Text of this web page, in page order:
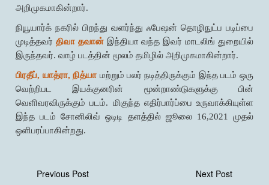
அறிமுகமாகின்றார்.
நியூயார்க் நகரில் பிறந்து வளர்ந்து ஃபேஷன் தொழிநுட்ப படிப்பை
முடித்தவர்திவா தவான்இந்தியா வந்த இவர் மாடலிங் துறையில்
இருந்தவர். வாழ் படத்தின் மூலம் தமிழில் அறிமுகமாகின்றார்.
பிரதீப், யாத்ரா, நித்யா மற்றும் பலர் நடித்திருக்கும் இந்த படம் ஒரு
வெற்றிபட இயக்குனரின் மூன்றாண்டுகளுக்கு பின்
வெளிவரவிருக்கும் படம். மிகுந்த எதிர்பார்ப்பை உருவாக்கியுள்ள
இந்த படம் சோனிலிவ் ஒடிடி தளத்தில் ஜூலை 16,2021 முதல்
ஒளிபரப்பாகின்றது.
Previous Post Next Post